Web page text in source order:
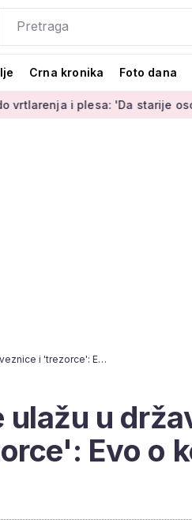
Crna kronika Foto dana
'Da starije osobe ne
Građani sve više ulažu u državne obveznice i 'trezorce': Evo o kojem se iznosu radi
ulažu u
Evo o